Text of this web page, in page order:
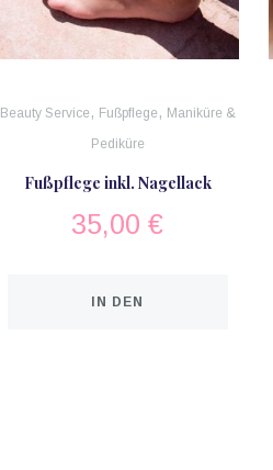
Beauty Service, Fußpflege, Maniküre &
Pediküre
Fußpflege inkl. Nagellack
35,00€
IN DEN